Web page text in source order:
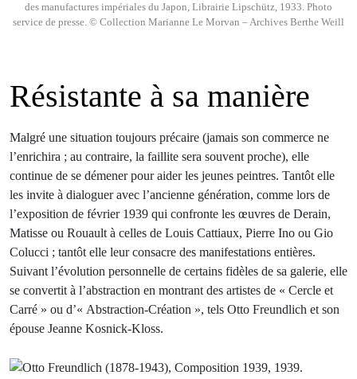
des manufactures impériales du Japon, Librairie Lipschütz, 1933. Photo
service de presse. © Collection Marianne Le Morvan – Archives Berthe Weill
Résistante à sa manière
Malgré une situation toujours précaire (jamais son commerce ne
l’enrichira ; au contraire, la faillite sera souvent proche), elle
continue de se démener pour aider les jeunes peintres. Tantôt elle
les invite à dialoguer avec l’ancienne génération, comme lors de
l’exposition de février 1939 qui confronte les œuvres de Derain,
Matisse ou Rouault à celles de Louis Cattiaux, Pierre Ino ou Gio
Colucci ; tantôt elle leur consacre des manifestations entières.
Suivant l’évolution personnelle de certains fidèles de sa galerie, elle
se convertit à l’abstraction en montrant des artistes de « Cercle et
Carré » ou d’« Abstraction-Création », tels Otto Freundlich et son
épouse Jeanne Kosnick-Kloss.